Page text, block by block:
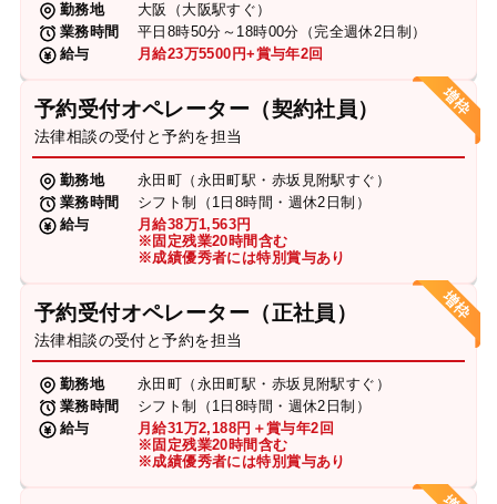
勤務地
大阪（大阪駅すぐ）
業務時間
平日8時50分～18時00分（完全週休2日制）
給与
月給23万5500円+賞与年2回
予約受付オペレーター（契約社員）
法律相談の受付と予約を担当
勤務地
永田町（永田町駅・赤坂見附駅すぐ）
業務時間
シフト制（1日8時間・週休2日制）
給与
月給38万1,563円
※固定残業20時間含む
※成績優秀者には特別賞与あり
予約受付オペレーター（正社員）
法律相談の受付と予約を担当
勤務地
永田町（永田町駅・赤坂見附駅すぐ）
業務時間
シフト制（1日8時間・週休2日制）
給与
月給31万2,188円＋賞与年2回
※固定残業20時間含む
※成績優秀者には特別賞与あり